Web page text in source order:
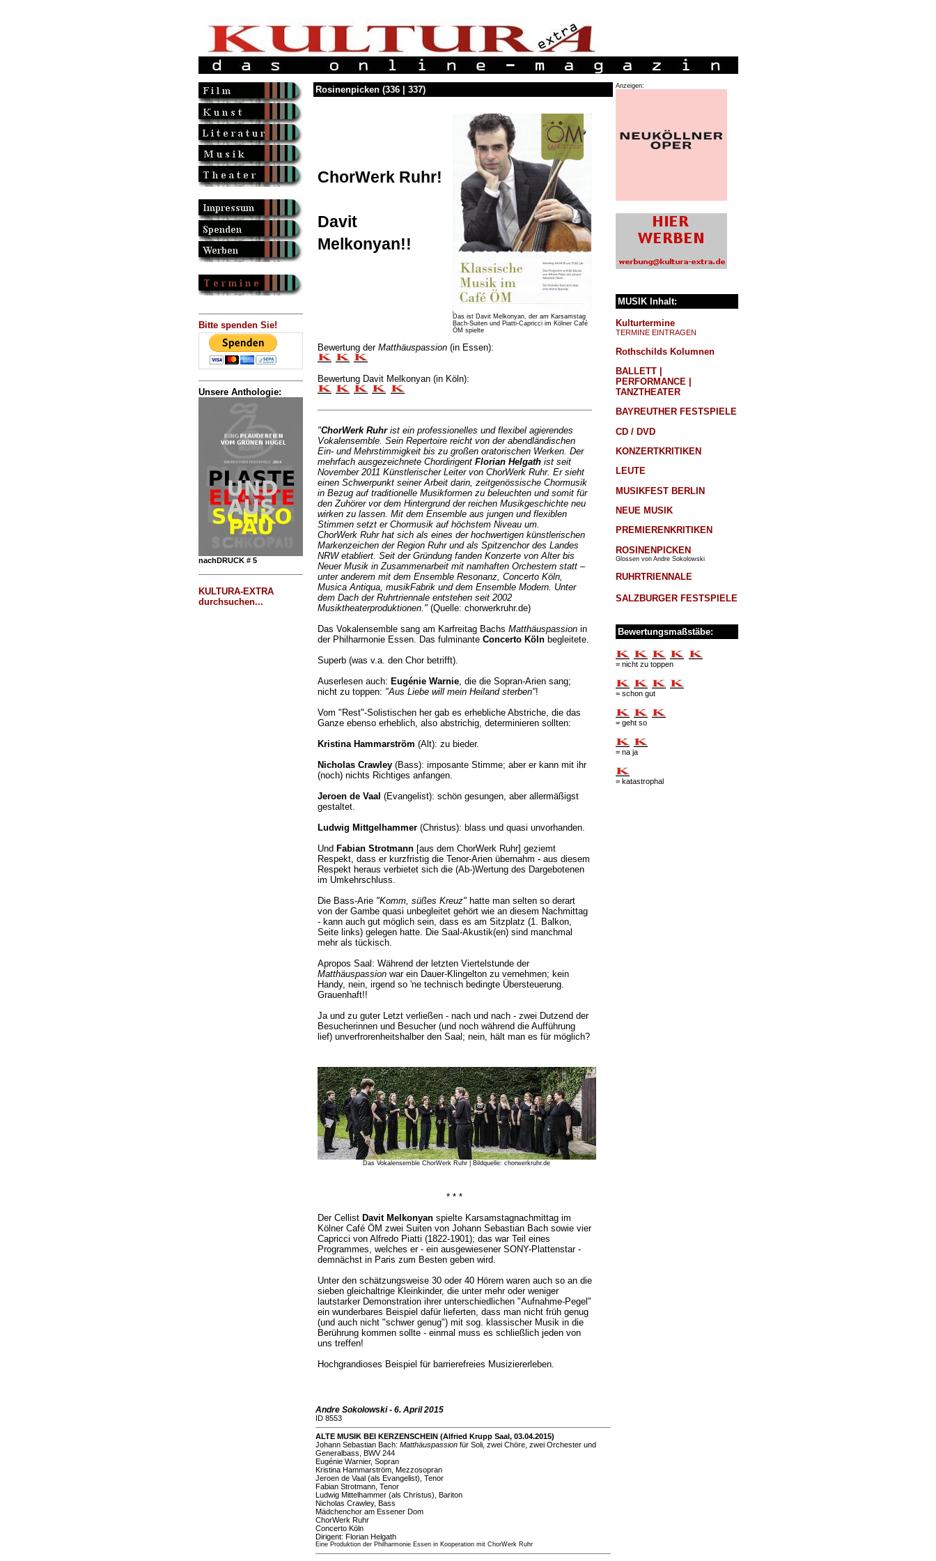
Bitte spenden Sie!
Unsere Anthologie:
nachDRUCK # 5
KULTURA-EXTRA
durchsuchen...
Rosinenpicken (336 | 337)
ChorWerk Ruhr!
Davit
Melkonyan!!
Das ist Davit Melkonyan, der am Karsamstag
Bach-Suiten und Piatti-Capricci im Kölner Café
ÖM spielte
Bewertung der Matthäuspassion(in Essen):
Bewertung Davit Melkonyan (in Köln):
"ChorWerk Ruhrist ein professionelles und flexibel agierendes
Vokalensemble. Sein Repertoire reicht von der abendländischen
Ein- und Mehrstimmigkeit bis zu großen oratorischen Werken. Der
mehrfach ausgezeichnete Chordirigent Florian Helgathist seit
November 2011 Künstlerischer Leiter von ChorWerk Ruhr. Er sieht
einen Schwerpunkt seiner Arbeit darin, zeitgenössische Chormusik
in Bezug auf traditionelle Musikformen zu beleuchten und somit für
den Zuhörer vor dem Hintergrund der reichen Musikgeschichte neu
wirken zu lassen. Mit dem Ensemble aus jungen und flexiblen
Stimmen setzt er Chormusik auf höchstem Niveau um.
ChorWerk Ruhr hat sich als eines der hochwertigen künstlerischen
Markenzeichen der Region Ruhr und als Spitzenchor des Landes
NRW etabliert. Seit der Gründung fanden Konzerte von Alter bis
Neuer Musik in Zusammenarbeit mit namhaften Orchestern statt –
unter anderem mit dem Ensemble Resonanz, Concerto Köln,
Musica Antiqua, musikFabrik und dem Ensemble Modern. Unter
dem Dach der Ruhrtriennale entstehen seit 2002
Musiktheaterproduktionen."(Quelle: chorwerkruhr.de)
Das Vokalensemble sang am Karfreitag Bachs Matthäuspassionin
der Philharmonie Essen. Das fulminante Concerto Kölnbegleitete.
Superb (was v.a. den Chor betrifft).
Auserlesen auch: Eugénie Warnie, die die Sopran-Arien sang;
nicht zu toppen: "Aus Liebe will mein Heiland sterben"!
Vom "Rest"-Solistischen her gab es erhebliche Abstriche, die das
Ganze ebenso erheblich, also abstrichig, determinieren sollten:
Kristina Hammarström (Alt): zu bieder.
Nicholas Crawley(Bass): imposante Stimme; aber er kann mit ihr
(noch) nichts Richtiges anfangen.
Jeroen de Vaal (Evangelist): schön gesungen, aber allermäßigst
gestaltet.
Ludwig Mittgelhammer(Christus): blass und quasi unvorhanden.
Und Fabian Strotmann[aus dem ChorWerk Ruhr] geziemt
Respekt, dass er kurzfristig die Tenor-Arien übernahm - aus diesem
Respekt heraus verbietet sich die (Ab-)Wertung des Dargebotenen
im Umkehrschluss.
Die Bass-Arie "Komm, süßes Kreuz"hatte man selten so derart
von der Gambe quasi unbegleitet gehört wie an diesem Nachmittag
- kann auch gut möglich sein, dass es am Sitzplatz (1. Balkon,
Seite links) gelegen hatte. Die Saal-Akustik(en) sind manchmal
mehr als tückisch.
Apropos Saal: Während der letzten Viertelstunde der
Matthäuspassionwar ein Dauer-Klingelton zu vernehmen; kein
Handy, nein, irgend so 'ne technisch bedingte Übersteuerung.
Grauenhaft!!
Ja und zu guter Letzt verließen - nach und nach - zwei Dutzend der
Besucherinnen und Besucher (und noch während die Aufführung
lief) unverfrorenheitshalber den Saal; nein, hält man es für möglich?
Das Vokalensemble ChorWerk Ruhr | Bildquelle: chorwerkruhr.de
* * *
Der Cellist Davit Melkonyanspielte Karsamstagnachmittag im
Kölner Café ÖM zwei Suiten von Johann Sebastian Bach sowie vier
Capricci von Alfredo Piatti (1822-1901); das war Teil eines
Programmes, welches er - ein ausgewiesener SONY-Plattenstar -
demnächst in Paris zum Besten geben wird.
Unter den schätzungsweise 30 oder 40 Hörern waren auch so an die
sieben gleichaltrige Kleinkinder, die unter mehr oder weniger
lautstarker Demonstration ihrer unterschiedlichen "Aufnahme-Pegel"
ein wunderbares Beispiel dafür lieferten, dass man nicht früh genug
(und auch nicht "schwer genug") mit sog. klassischer Musik in die
Berührung kommen sollte - einmal muss es schließlich jeden von
uns treffen!
Hochgrandioses Beispiel für barrierefreies Musiziererleben.
Andre Sokolowski - 6. April 2015
ID 8553
ALTE MUSIK BEI KERZENSCHEIN (Alfried Krupp Saal, 03.04.2015)
Johann Sebastian Bach: Matthäuspassionfür Soli, zwei Chöre, zwei Orchester und
Generalbass, BWV 244
Eugénie Warnier, Sopran
Kristina Hammarström, Mezzosopran
Jeroen de Vaal (als Evangelist), Tenor
Fabian Strotmann, Tenor
Ludwig Mittelhammer (als Christus), Bariton
Nicholas Crawley, Bass
Mädchenchor am Essener Dom
ChorWerk Ruhr
Concerto Köln
Dirigent: Florian Helgath
Eine Produktion der Philharmonie Essen in Kooperation mit ChorWerk Ruhr
Anzeigen:
MUSIK Inhalt:
Kulturtermine
TERMINE EINTRAGEN
Rothschilds Kolumnen
BALLETT |
PERFORMANCE |
TANZTHEATER
BAYREUTHER FESTSPIELE
CD / DVD
KONZERTKRITIKEN
LEUTE
MUSIKFEST BERLIN
NEUE MUSIK
PREMIERENKRITIKEN
ROSINENPICKEN
Glossen von Andre Sokolowski
RUHRTRIENNALE
SALZBURGER FESTSPIELE
Bewertungsmaßstäbe:
= nicht zu toppen
= schon gut
= geht so
= na ja
= katastrophal